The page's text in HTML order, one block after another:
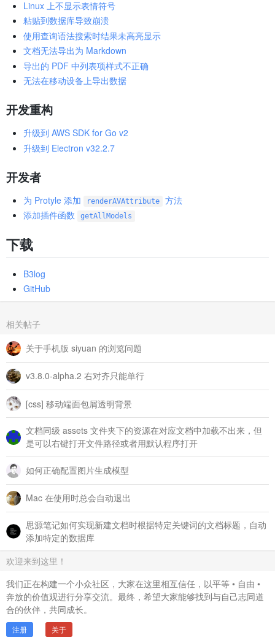
Linux 上不显示表情符号
粘贴到数据库导致崩溃
使用查询语法搜索时结果未高亮显示
文档无法导出为 Markdown
导出的 PDF 中列表项样式不正确
无法在移动设备上导出数据
开发重构
升级到 AWS SDK for Go v2
升级到 Electron v32.2.7
开发者
为 Protyle 添加 renderAVAttribute
方法
添加插件函数
getAllModels
下载
B3log
GitHub
相关帖子
关于手机版 siyuan 的浏览问题
v3.8.0-alpha.2 右对齐只能单行
[css] 移动端面包屑透明背景
文档同级 assets 文件夹下的资源在对应文档中加载不出来，但
是可以右键打开文件路径或者用默认程序打开
如何正确配置图片生成模型
Mac 在使用时总会自动退出
思源笔记如何实现新建文档时根据特定关键词的文档标题，自动
添加特定的数据库
欢迎来到这里！
我们正在构建一个小众社区，大家在这里相互信任，以平等 • 自由 •
奔放的价值观进行分享交流。最终，希望大家能够找到与自己志同道
合的伙伴，共同成长。
注册 关于